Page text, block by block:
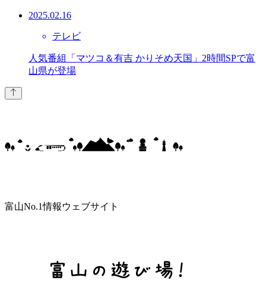
2025.02.16
テレビ
人気番組「マツコ＆有吉 かりそめ天国」2時間SPで富
山県が登場
富山No.1情報ウェブサイト